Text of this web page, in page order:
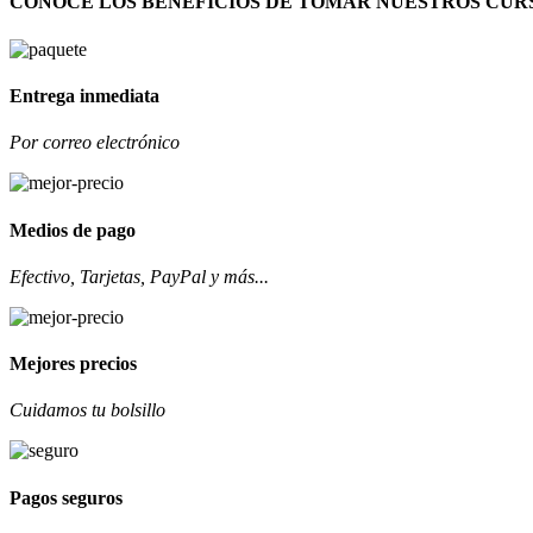
Entrega inmediata
Por correo electrónico
Medios de pago
Efectivo, Tarjetas, PayPal y más...
Mejores precios
Cuidamos tu bolsillo
Pagos seguros